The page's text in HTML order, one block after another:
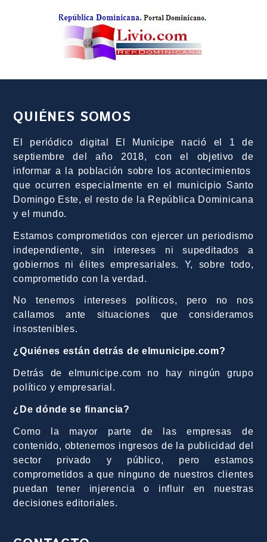
QUIÉNES SOMOS
El periódico digital El Munícipe nació el 1 de
septiembre del año 2018, con el objetivo de
informar a la población sobre los acontecimientos
que ocurren especialmente en el municipio Santo
Domingo Este, el resto de la República Dominicana
y el mundo.
Estamos comprometidos con ejercer un periodismo
independiente, sin intereses ni supeditados a
gobiernos ni élites empresariales. Y, sobre todo,
comprometido con la verdad.
No tenemos intereses políticos, pero no nos
callamos ante situaciones que consideramos
insostenibles.
¿Quiénes están detrás de elmunicipe.com?
Detrás de elmunicipe.com no hay ningún grupo
político y empresarial.
¿De dónde se financia?
Como la mayor parte de las empresas de
contenido, obtenemos ingresos de la publicidad del
sector privado y público, pero estamos
comprometidos a que ninguno de nuestros clientes
puedan tener injerencia o influir en nuestras
decisiones editoriales.